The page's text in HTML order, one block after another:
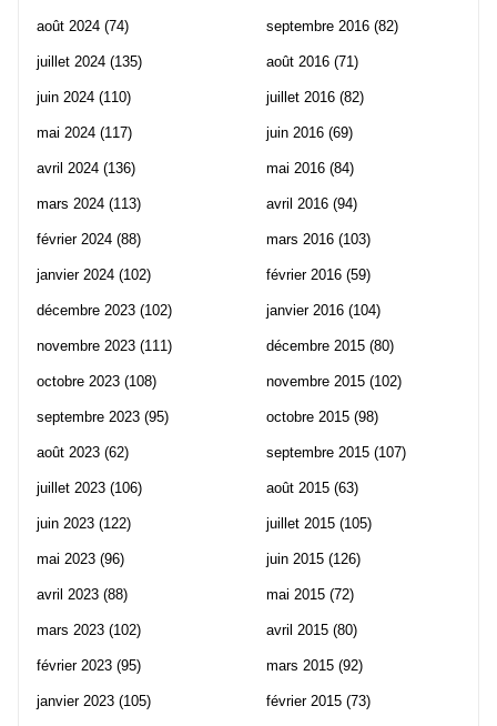
août 2024 (74)
juillet 2024 (135)
juin 2024 (110)
mai 2024 (117)
avril 2024 (136)
mars 2024 (113)
février 2024 (88)
janvier 2024 (102)
décembre 2023 (102)
novembre 2023 (111)
octobre 2023 (108)
septembre 2023 (95)
août 2023 (62)
juillet 2023 (106)
juin 2023 (122)
mai 2023 (96)
avril 2023 (88)
mars 2023 (102)
février 2023 (95)
janvier 2023 (105)
septembre 2016 (82)
août 2016 (71)
juillet 2016 (82)
juin 2016 (69)
mai 2016 (84)
avril 2016 (94)
mars 2016 (103)
février 2016 (59)
janvier 2016 (104)
décembre 2015 (80)
novembre 2015 (102)
octobre 2015 (98)
septembre 2015 (107)
août 2015 (63)
juillet 2015 (105)
juin 2015 (126)
mai 2015 (72)
avril 2015 (80)
mars 2015 (92)
février 2015 (73)